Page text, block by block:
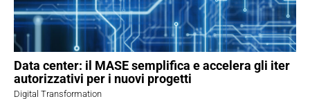
Data center: il MASE semplifica e accelera gli iter
autorizzativi per i nuovi progetti
Digital Transformation